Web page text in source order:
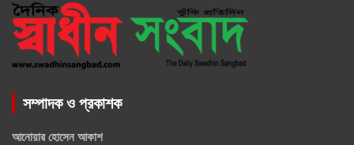
সম্পাদক ও প্রকাশক
আনোয়ার হোসেন আকাশ